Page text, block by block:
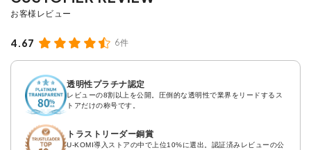
4.67 6件
透明性プラチナ認定
レビューの8割以上を公開。圧倒的な透明性で業界をリードするス
トアだけの称号です。
トラストリーダー銅賞
U-KOMI導入ストアの中で上位10%に選出。認証済みレビューの公